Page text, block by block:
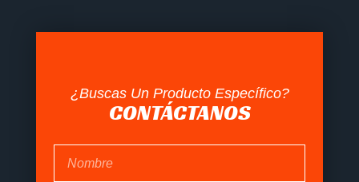
¿Buscas Un Producto Específico?
CONTÁCTANOS